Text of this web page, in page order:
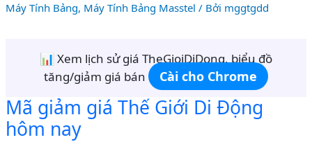
Máy Tính Bảng, Máy Tính Bảng Masstel / Bởi mggtgdd
📊 Xem lịch sử giá TheGioiDiDong, biểu đồ
tăng/giảm giá bán
Cài cho Chrome
Mã giảm giá Thế Giới Di Động
hôm nay